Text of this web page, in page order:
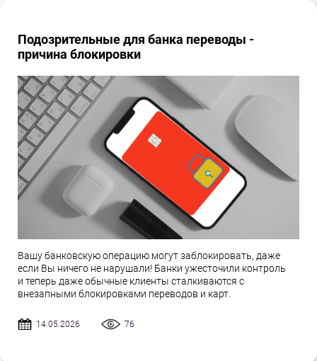
Подозрительные для банка переводы -
причина блокировки
Вашу банковскую операцию могут заблокировать, даже
если Вы ничего не нарушали! Банки ужесточили контроль
и теперь даже обычные клиенты сталкиваются с
внезапными блокировками переводов и карт.
14.05.2026 76